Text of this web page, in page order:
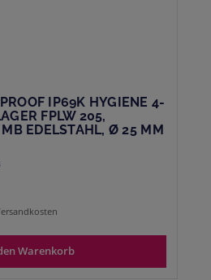
IP69K HYGIENE 4-
FPLW 205,
EDELSTAHL, Ø 25 MM
Warenkorb